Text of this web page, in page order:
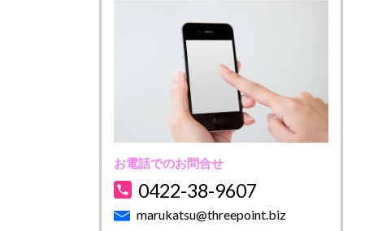
お電話でのお問合せ
0422-38-9607
marukatsu@threepoint.biz